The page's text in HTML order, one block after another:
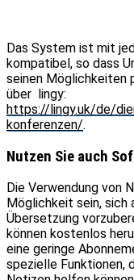
Das System ist mit
kompatibel, so dass
seinen Möglichkeiten
über lingy:
https://lingy.uk/de/
konferenzen/.
Nutzen Sie auch
Die Verwendung von
Möglichkeit sein, sich
Übersetzung
können kostenlos
eine geringe
spezielle Funktionen,